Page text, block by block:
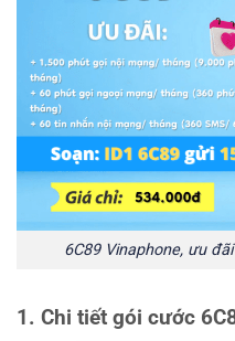
6C89 Vinaphone, ưu
1. Chi tiết gói cước